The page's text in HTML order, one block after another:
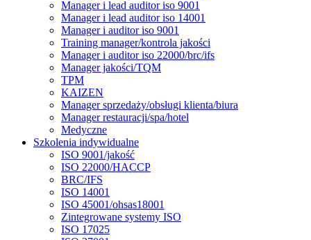
Manager i lead auditor iso 9001
Manager i lead auditor iso 14001
Manager i auditor iso 9001
Training manager/kontrola jakości
Manager i auditor iso 22000/brc/ifs
Manager jakości/TQM
TPM
KAIZEN
Manager sprzedaży/obsługi klienta/biura
Manager restauracji/spa/hotel
Medyczne
Szkolenia indywidualne
ISO 9001/jakość
ISO 22000/HACCP
BRC/IFS
ISO 14001
ISO 45001/ohsas18001
Zintegrowane systemy ISO
ISO 17025